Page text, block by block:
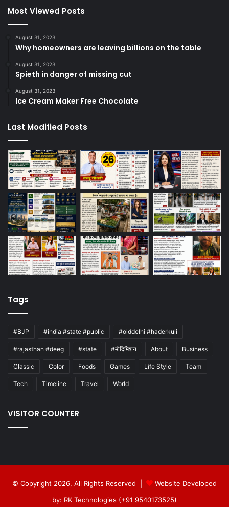
Most Viewed Posts
August 31, 2023
Why homeowners are leaving billions on the table
August 31, 2023
Spieth in danger of missing cut
August 31, 2023
Ice Cream Maker Free Chocolate
Last Modified Posts
Tags
#BJP #india #state #public #olddelhi #haderkuli
#rajasthan #deeg #state #मोदिमिशन About Business
Classic Color Foods Games Life Style Team
Tech Timeline Travel World
VISITOR COUNTER
© Copyright 2026, All Rights Reserved |
Website Developed
by: RK Technologies (+91 9540173525)